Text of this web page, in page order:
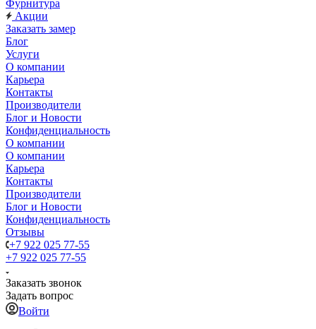
Фурнитура
Акции
Заказать замер
Блог
Услуги
О компании
Карьера
Контакты
Производители
Блог и Новости
Конфиденциальность
О компании
О компании
Карьера
Контакты
Производители
Блог и Новости
Конфиденциальность
Отзывы
+7 922 025 77-55
+7 922 025 77-55
Заказать звонок
Задать вопрос
Войти